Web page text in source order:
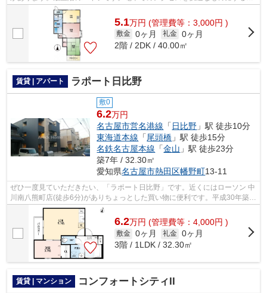
2駅利用可能な物件です。当社スタッフ...
5.1万円 (管理費等：3,000円 )
敷金 0ヶ月 礼金 0ヶ月
2階 / 2DK / 40.00㎡
賃貸 | アパート ラポート日比野
敷0
6.2万円
名古屋市営名港線 「 日比野 」駅 徒歩10分
東海道本線 「尾頭橋 」駅 徒歩15分
名鉄名古屋本線 「金山 」駅 徒歩23分
築7年 / 32.30㎡
愛知県名古屋市熱田区幡野町13-11
ぜひ一度見ていただきたい、「ラポート日比野」です。近くにはローソン 中
川南八熊町店(徒歩6分)がありちょっとした買い物に便利です。平成30年築の
コチラの物件は、落ち着きのある室...
6.2万円 (管理費等：4,000円 )
敷金 0ヶ月 礼金 0ヶ月
3階 / 1LDK / 32.30㎡
賃貸 | マンション コンフォートシティII